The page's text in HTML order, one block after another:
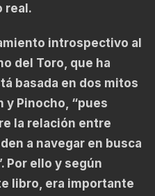
real.
introspectivo al
del Toro, que ha
basada en dos mitos
y Pinocho, “pues
la relación entre
a navegar en busca
Por ello y según
libro, era importante